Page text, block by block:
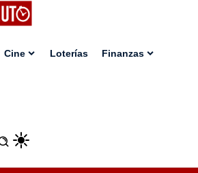
Cine Loterías Finanzas